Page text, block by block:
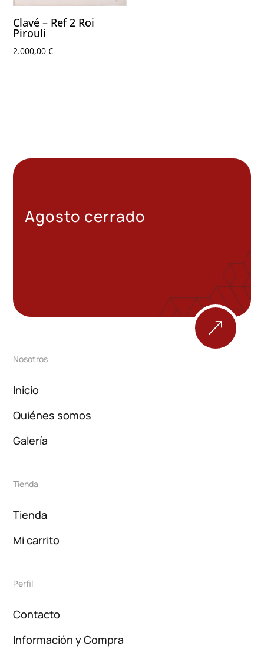
Clavé – Ref 2 Roi
Pirouli
2.000,00€
Agosto cerrado
&
Nosotros
Inicio
Quiénes somos
Galería
Tienda
Tienda
Mi carrito
Perfil
Contacto
Información y Compra